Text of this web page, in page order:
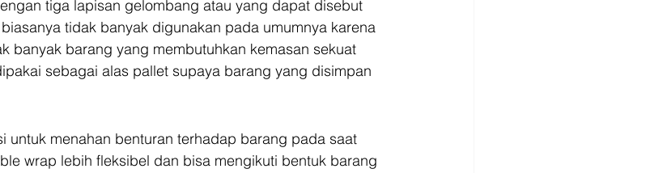
tiga lapisan gelombang atau yang dapat disebut
tidak banyak digunakan pada umumnya karena
banyak barang yang membutuhkan kemasan sekuat
sebagai alas pallet supaya barang yang disimpan
untuk menahan benturan terhadap barang pada saat
wrap lebih fleksibel dan bisa mengikuti bentuk barang